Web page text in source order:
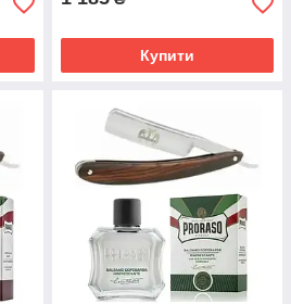
Купити